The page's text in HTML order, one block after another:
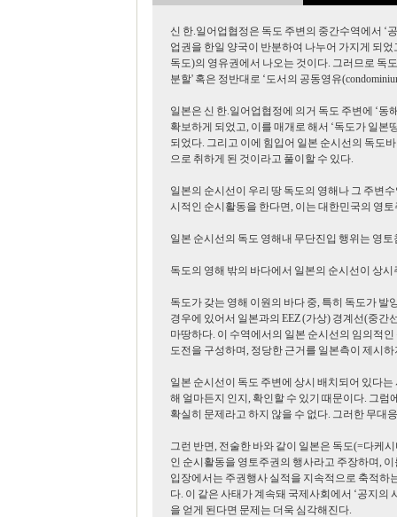
신 한.일어업협정은 독도 주변의 중간수역에서 ‘
업권을 한일 양국이 반분하여 나누어 가지게 되
독도)의 영유권에서 나오는 것이다. 그러므로 독
분할' 혹은 정반대로 ‘도서의 공동영유
일본은 신 한.일어업협정에 의거 독도 주변에 ‘
확보하게 되었고, 이를 매개로 해서 ‘독도가 일본
되었다. 그리고 이에 힘입어 일본 순시선의 독도
으로 취하게 된 것이라고 풀이할 수 있다.
일본의 순시선이 우리 땅 독도의 영해나 그 주변
시적인 순시활동을 한다면, 이는 대한민국의 영
일본 순시선의 독도 영해내 무단진입 행위는 영
독도의 영해 밖의 바다에서 일본의 순시선이 상
독도가 갖는 영해 이원의 바다 중, 특히 독도가 발
경우에 있어서 일본과의 EEZ (가상) 경계선(중
마땅하다. 이 수역에서의 일본 순시선의 임의적
도전을 구성하며, 정당한 근거를 일본측이 제시
일본 순시선이 독도 주변에 상시 배치되어 있다
해 얼마든지 인지, 확인할 수 있기 때문이다. 그
확실히 문제라고 하지 않을 수 없다. 그러한 무대
그런 반면, 전술한 바와 같이 일본은 독도(=다케
인 순시활동을 영토주권의 행사라고 주장하며,
입장에서는 주권행사 실적을 지속적으로 축적하
다. 이 같은 사태가 계속돼 국제사회에서 ‘공지의
을 얻게 된다면 문제는 더욱 심각해진다.